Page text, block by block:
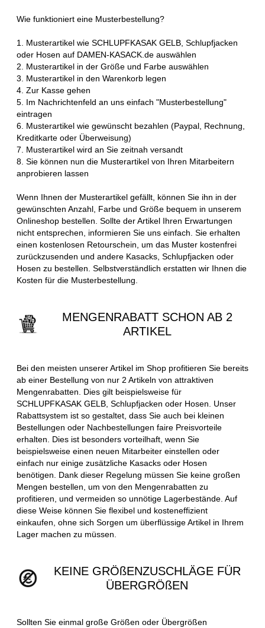
Wie funktioniert eine Musterbestellung?
1. Musterartikel wie SCHLUPFKASAK GELB, Schlupfjacken
oder Hosen auf DAMEN-KASACK.de auswählen
2. Musterartikel in der Größe und Farbe auswählen
3. Musterartikel in den Warenkorb legen
4. Zur Kasse gehen
5. Im Nachrichtenfeld an uns einfach "Musterbestellung"
eintragen
6. Musterartikel wie gewünscht bezahlen (Paypal, Rechnung,
Kreditkarte oder Überweisung)
7. Musterartikel wird an Sie zeitnah versandt
8. Sie können nun die Musterartikel von Ihren Mitarbeitern
anprobieren lassen
Wenn Ihnen der Musterartikel gefällt, können Sie ihn in der
gewünschten Anzahl, Farbe und Größe bequem in unserem
Onlineshop bestellen. Sollte der Artikel Ihren Erwartungen
nicht entsprechen, informieren Sie uns einfach. Sie erhalten
einen kostenlosen Retourschein, um das Muster kostenfrei
zurückzusenden und andere Kasacks, Schlupfjacken oder
Hosen zu bestellen. Selbstverständlich erstatten wir Ihnen die
Kosten für die Musterbestellung.
MENGENRABATT SCHON AB 2
ARTIKEL
Bei den meisten unserer Artikel im Shop profitieren Sie bereits
ab einer Bestellung von nur 2 Artikeln von attraktiven
Mengenrabatten. Dies gilt beispielsweise für
SCHLUPFKASAK GELB, Schlupfjacken oder Hosen. Unser
Rabattsystem ist so gestaltet, dass Sie auch bei kleinen
Bestellungen oder Nachbestellungen faire Preisvorteile
erhalten. Dies ist besonders vorteilhaft, wenn Sie
beispielsweise einen neuen Mitarbeiter einstellen oder
einfach nur einige zusätzliche Kasacks oder Hosen
benötigen. Dank dieser Regelung müssen Sie keine großen
Mengen bestellen, um von den Mengenrabatten zu
profitieren, und vermeiden so unnötige Lagerbestände. Auf
diese Weise können Sie flexibel und kosteneffizient
einkaufen, ohne sich Sorgen um überflüssige Artikel in Ihrem
Lager machen zu müssen.
KEINE GRÖßENZUSCHLÄGE FÜR
ÜBERGRÖßEN
Sollten Sie einmal große Größen oder Übergrößen